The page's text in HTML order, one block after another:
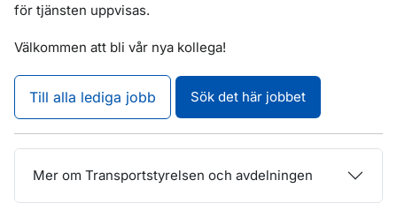
för tjänsten uppvisas.
Välkommen att bli vår nya kollega!
Till alla lediga jobb Sök det här jobbet
Mer om Transportstyrelsen och avdelningen